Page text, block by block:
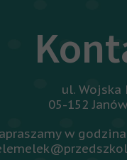
ul. Wojska
05-152
w